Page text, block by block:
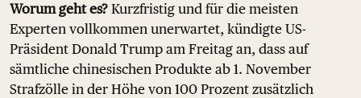
Worum geht es? Kurzfristig und für die meisten
Experten vollkommen unerwartet, kündigte US-
Präsident Donald Trump am Freitag an, dass auf
sämtliche chinesischen Produkte ab 1. November
Strafzölle in der Höhe von 100 Prozent zusätzlich